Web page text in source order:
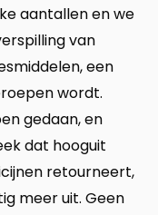
aantallen en we
van
een
wordt.
gedaan, en
dat hooguit
retourneert,
meer uit. Geen